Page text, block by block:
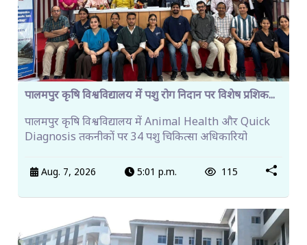
पालमपुर कृषि विश्वविद्यालय में पशु रोग निदान पर विशेष प्रशिक...
पालमपुर कृषि विश्वविद्यालय में Animal Health और Quick
Diagnosis तकनीकों पर 34 पशु चिकित्सा अधिकारियो
Aug. 7, 2026 5:01 p.m. 115